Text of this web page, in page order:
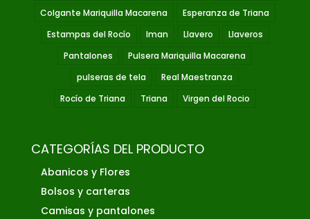
Colgante Mariquilla Macarena
Esperanza de Triana
Estampas del Rocío
Iman Llavero
Llaveros
Pantalones
Pulsera Mariquilla Macarena
pulseras de tela
Real Maestranza
Rocío de Triana
Triana Virgen del Rocio
CATEGORÍAS DEL PRODUCTO
Abanicos y Flores
Bolsos y carteras
Camisas y pantalones